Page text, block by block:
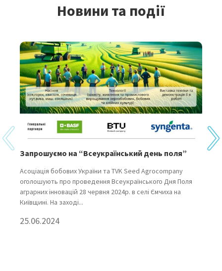
Новини та події
Запрошуємо на “Всеукраїнський день поля”
Асоціація бобових України та TVK Seed Agrocompany
оголошують про проведення Всеукраїнського Дня Поля
аграрних інновацій 28 червня 2024р. в селі Ємчиха на
Київщині. На заході...
25.06.2024